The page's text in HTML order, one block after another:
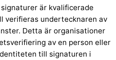
är kvalificerade
verifieras undertecknaren av
Detta är organisationer
av en person eller
till signaturen i